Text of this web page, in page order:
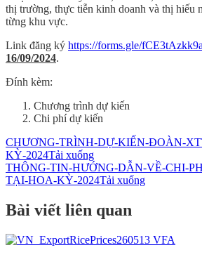
thị trường, thực tiễn kinh doanh và thị hiếu
từng khu vực.
Link đăng ký https://forms.gle/
16/09/2024.
Đính kèm:
Chương trình dự kiến
Chi phí dự kiến
CHƯƠNG-TRÌNH-DỰ-KIẾN-ĐOÀN-
KỲ-2024Tải xuống
THÔNG-TIN-HƯỚNG-DẪN-VỀ-CHI-
TẠI-HOA-KỲ-2024Tải xuống
Bài viết liên quan